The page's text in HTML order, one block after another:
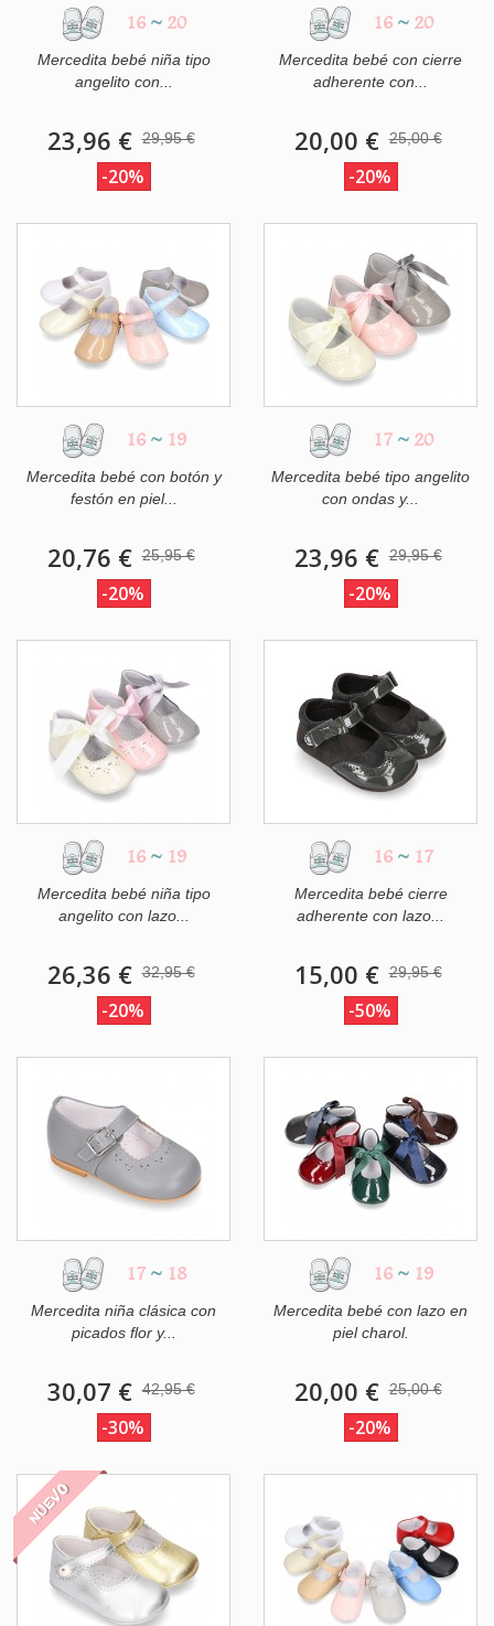
16 ~ 20
Mercedita bebé niña tipo
angelito con...
23,96 € 29,95 €
-20%
16 ~ 20
Mercedita bebé con cierre
adherente con...
20,00 € 25,00 €
-20%
16 ~ 19
Mercedita bebé con botón y
festón en piel...
20,76 € 25,95 €
-20%
17 ~ 20
Mercedita bebé tipo angelito
con ondas y...
23,96 € 29,95 €
-20%
16 ~ 19
Mercedita bebé niña tipo
angelito con lazo...
26,36 € 32,95 €
-20%
16 ~ 17
Mercedita bebé cierre
adherente con lazo...
15,00 € 29,95 €
-50%
17 ~ 18
Mercedita niña clásica con
picados flor y...
30,07 € 42,95 €
-30%
16 ~ 19
Mercedita bebé con lazo en
piel charol.
20,00 € 25,00 €
-20%
NUEVO